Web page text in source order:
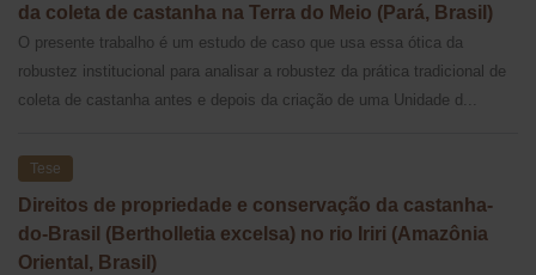
da coleta de castanha na Terra do Meio (Pará, Brasil)
O presente trabalho é um estudo de caso que usa essa ótica da
robustez institucional para analisar a robustez da prática tradicional de
coleta de castanha antes e depois da criação de uma Unidade d...
Tese
Direitos de propriedade e conservação da castanha-
do-Brasil (Bertholletia excelsa) no rio Iriri (Amazônia
Oriental, Brasil)